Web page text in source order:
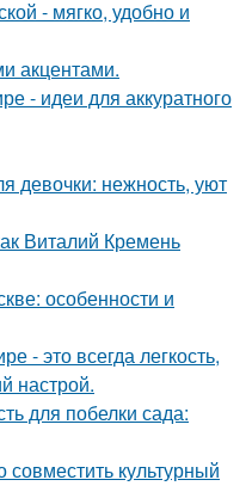
- мягко, удобно и
акцентами.
- идеи для аккуратного
девочки: нежность, уют
Виталий Кремень
особенности и
- это всегда легкость,
настрой.
для побелки сада:
культурный